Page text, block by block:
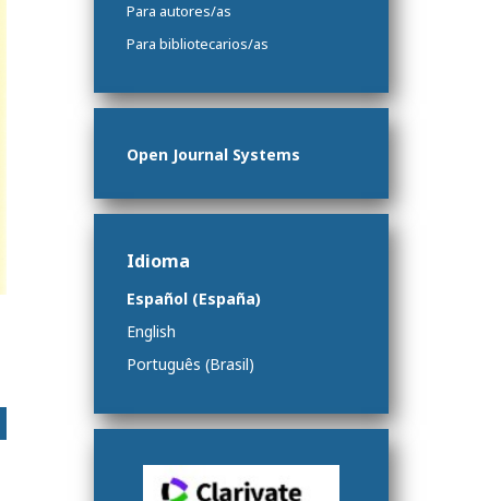
Para autores/as
Para bibliotecarios/as
Open Journal Systems
Idioma
Español (España)
English
Português (Brasil)